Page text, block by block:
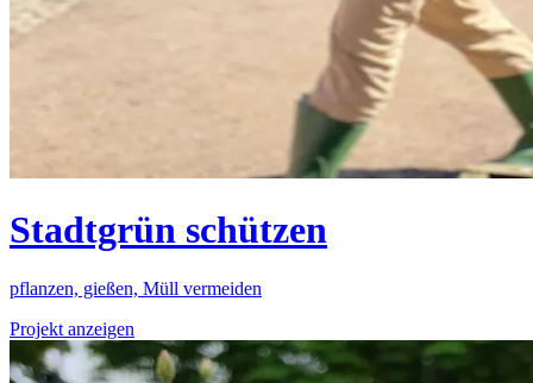
Stadtgrün schützen
pflanzen, gießen, Müll vermeiden
Projekt anzeigen